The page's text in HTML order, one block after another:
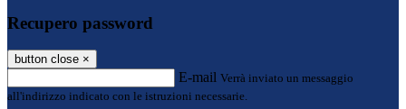
Recupero password
button close ×
E-mail Verrà inviato un messaggio
all'indirizzo indicato con le istruzioni necessarie.